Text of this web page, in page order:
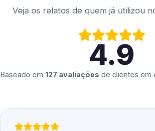
Veja os relatos de quem já utilizou
4.9
Baseado em 127 avaliações de clientes em